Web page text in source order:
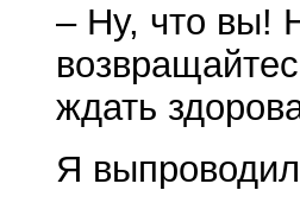
– Ну, что вы!
ждать
Я